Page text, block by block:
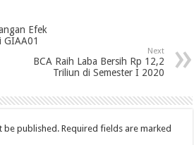
Efek
GIAA01
Next
BCA Raih Laba Bersih Rp 12,2
Triliun di Semester I 2020
be published. Required fields are marked